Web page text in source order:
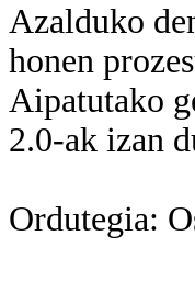
Azalduko
honen
Aipatutako
2.0-ak izan
Ordutegia: